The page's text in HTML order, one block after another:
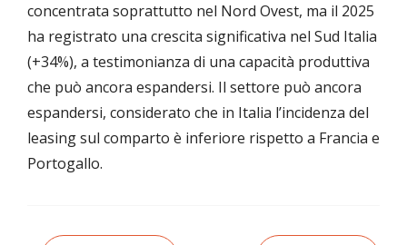
concentrata soprattutto nel Nord Ovest, ma il 2025
ha registrato una crescita significativa nel Sud Italia
(+34%), a testimonianza di una capacità produttiva
che può ancora espandersi. Il settore può ancora
espandersi, considerato che in Italia l’incidenza del
leasing sul comparto è inferiore rispetto a Francia e
Portogallo.